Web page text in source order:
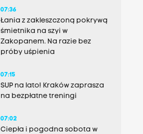
07:36
Łania z zakleszczoną pokrywą
śmietnika na szyi w
Zakopanem. Na razie bez
próby uśpienia
07:15
SUP na lato! Kraków zaprasza
na bezpłatne treningi
07:02
Ciepła i pogodna sobota w